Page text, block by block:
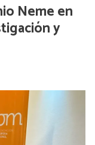
Neme en
y